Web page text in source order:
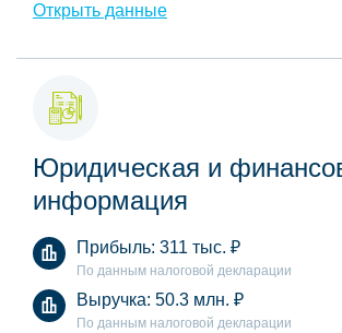
Открыть данные
Юридическая и
информация
Прибыль: 311 тыс. ₽
По данным налоговой декларации
Выручка: 50.3 млн. ₽
По данным налоговой декларации